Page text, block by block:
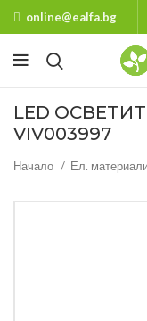
online@ealfa.bg
LED
VIV003997
Начало Ел.